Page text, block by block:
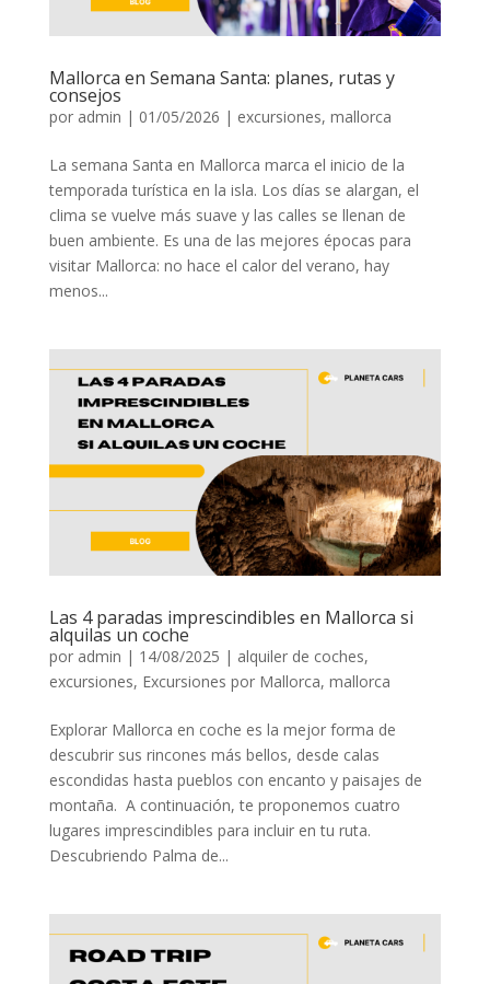
Mallorca en Semana Santa: planes, rutas y
consejos
por admin | 01/05/2026 | excursiones, mallorca
La semana Santa en Mallorca marca el inicio de la
temporada turística en la isla. Los días se alargan, el
clima se vuelve más suave y las calles se llenan de
buen ambiente. Es una de las mejores épocas para
visitar Mallorca: no hace el calor del verano, hay
menos...
Las 4 paradas imprescindibles en Mallorca si
alquilas un coche
por admin | 14/08/2025 | alquiler de coches,
excursiones, Excursiones por Mallorca, mallorca
Explorar Mallorca en coche es la mejor forma de
descubrir sus rincones más bellos, desde calas
escondidas hasta pueblos con encanto y paisajes de
montaña. A continuación, te proponemos cuatro
lugares imprescindibles para incluir en tu ruta.
Descubriendo Palma de...